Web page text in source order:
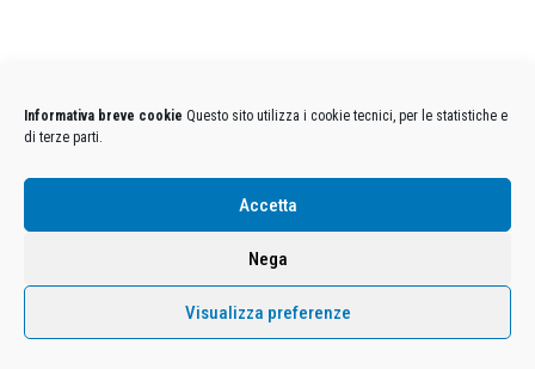
Informativa breve cookie Questo sito utilizza i cookie tecnici, per le statistiche e
di terze parti.
Accetta
Nega
Visualizza preferenze